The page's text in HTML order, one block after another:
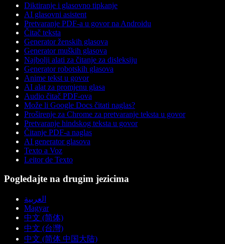
Diktiranje i glasovno tipkanje
AI glasovni asistent
Pretvaranje PDF-a u govor na Androidu
Čitač teksta
Generator ženskih glasova
Generator muških glasova
Najbolji alati za čitanje za disleksiju
Generator robotskih glasova
Anime tekst u govor
AI alat za promjenu glasa
Audio čitač PDF-ova
Može li Google Docs čitati naglas?
Proširenje za Chrome za pretvaranje teksta u govor
Pretvaranje hindskog teksta u govor
Čitanje PDF-a naglas
AI generator glasova
Texto a Voz
Leitor de Texto
Pogledajte na drugim jezicima
العربية
Magyar
中文 (简体)
中文 (台灣)
中文 (简体 中国大陆)